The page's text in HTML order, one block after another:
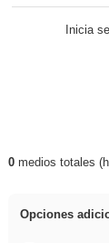
Inicia
0medios totales
Opciones